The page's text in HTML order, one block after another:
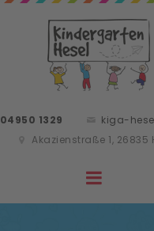
04950 1329
kiga-
Akazienstraße 1, 26835